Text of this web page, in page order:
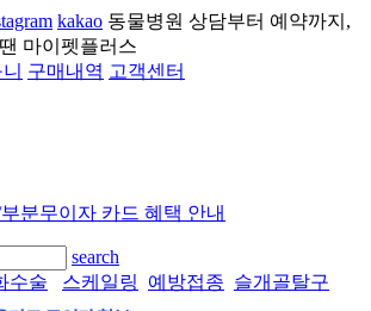
kakao 동물병원 상담부터 예약까지,
마이펫플러스
구매내역 고객센터
분무이자 카드 혜택 안내
search
수술 스케일링 예방접종 슬개골탈구